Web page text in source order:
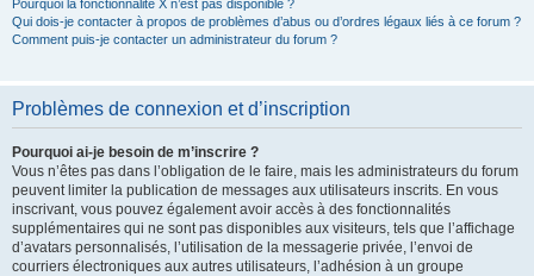
Pourquoi la fonctionnalité X n’est pas disponible ?
Qui dois-je contacter à propos de problèmes d’abus ou d’ordres légaux liés à ce forum ?
Comment puis-je contacter un administrateur du forum ?
Problèmes de connexion et d’inscription
Pourquoi ai-je besoin de m’inscrire ?
Vous n’êtes pas dans l’obligation de le faire, mais les administrateurs du forum
peuvent limiter la publication de messages aux utilisateurs inscrits. En vous
inscrivant, vous pouvez également avoir accès à des fonctionnalités
supplémentaires qui ne sont pas disponibles aux visiteurs, tels que l’affichage
d’avatars personnalisés, l’utilisation de la messagerie privée, l’envoi de
courriers électroniques aux autres utilisateurs, l’adhésion à un groupe